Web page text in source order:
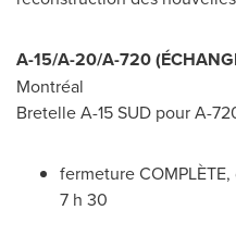
A-15/A-20/A-720
Montréal
Bretelle A-15 SUD pour A-
fermeture
7 h 30